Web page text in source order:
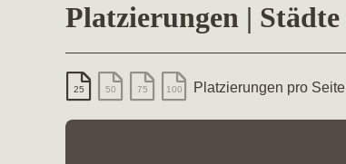
Platzierungen | Städte
25 50 75 100 Platzierungen pro Seite